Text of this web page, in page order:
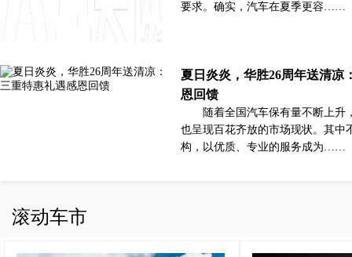
要求。确实，汽车在夏季更容……
夏日炎炎，华胜26周年送清凉
恩回馈
随着全国汽车保有量不断上升
也呈现百花齐放的市场现状。其中
构，以优质、专业的服务成为……
滚动车市